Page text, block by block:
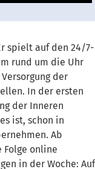
spielt auf den 24/7-
rund um die Uhr
der
In der ersten
der Inneren
ist, schon in
Ab
Folge online
in der Woche: Auf